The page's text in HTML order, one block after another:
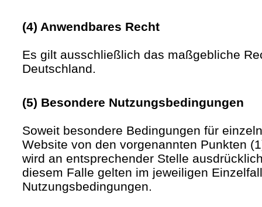
(4) Anwendbares Recht
Es gilt ausschließlich das maßgebliche
Deutschland.
(5) Besondere Nutzungsbedingungen
Soweit besondere Bedingungen für
Website von den vorgenannten Punkten
wird an entsprechender Stelle
diesem Falle gelten im jeweiligen
Nutzungsbedingungen.